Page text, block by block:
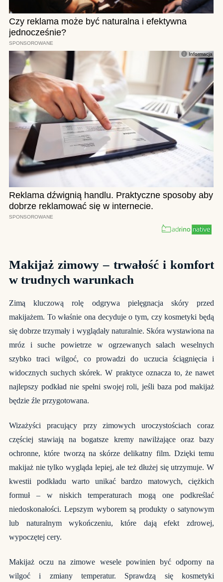
Makijaż zimowy – trwałość i komfort
w trudnych warunkach
Zimą kluczową rolę odgrywa pielęgnacja skóry przed
makijażem. To właśnie ona decyduje o tym, czy kosmetyki będą
się dobrze trzymały i wyglądały naturalnie. Skóra wystawiona na
mróz i suche powietrze w ogrzewanych salach weselnych
szybko traci wilgoć, co prowadzi do uczucia ściągnięcia i
widocznych suchych skórek. W praktyce oznacza to, że nawet
najlepszy podkład nie spełni swojej roli, jeśli baza pod makijaż
będzie źle przygotowana.
Wizażyści pracujący przy zimowych uroczystościach coraz
częściej stawiają na bogatsze kremy nawilżające oraz bazy
ochronne, które tworzą na skórze delikatny film. Dzięki temu
makijaż nie tylko wygląda lepiej, ale też dłużej się utrzymuje. W
kwestii podkładu warto unikać bardzo matowych, ciężkich
formuł – w niskich temperaturach mogą one podkreślać
niedoskonałości. Lepszym wyborem są produkty o satynowym
lub naturalnym wykończeniu, które dają efekt zdrowej,
wypoczętej cery.
Makijaż oczu na zimowe wesele powinien być odporny na
wilgoć i zmiany temperatur. Sprawdzą się kosmetyki